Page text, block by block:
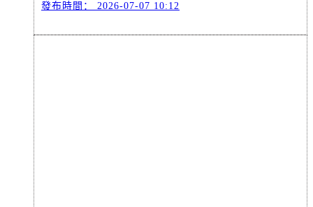
發布時間： 2026-07-07 10:12